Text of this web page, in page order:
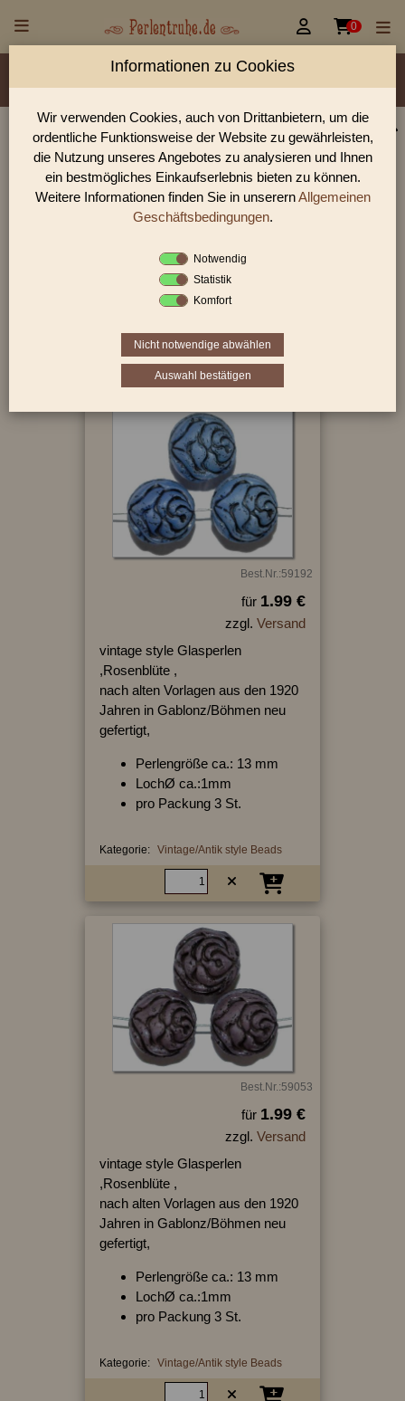
 0
Material/Glassorte Sorte/Form Farbe
Größen
Lochdurchmesser
Perlen Shop für Vintage/Antik style Beads Perlen
In unserem Perlen Shop finden sie zahlreich Vintage/Antik
style Beads Perlen und viele weiter Glasperlen.
Sie befinden sich in folgender Kategorie:
Vintage/Antik style Beads
Best.Nr.:59192
für 1.99 €
zzgl. Versand
vintage style Glasperlen
,Rosenblüte ,
nach alten Vorlagen aus den 1920
Jahren in Gablonz/Böhmen neu
gefertigt,
Perlengröße ca.: 13 mm
LochØ ca.:1mm
pro Packung 3 St.
Kategorie: Vintage/Antik style Beads
Best.Nr.:59053
für 1.99 €
zzgl. Versand
vintage style Glasperlen
,Rosenblüte ,
nach alten Vorlagen aus den 1920
Jahren in Gablonz/Böhmen neu
gefertigt,
Perlengröße ca.: 13 mm
LochØ ca.:1mm
pro Packung 3 St.
Kategorie: Vintage/Antik style Beads
Informationen zu Cookies
Wir verwenden Cookies, auch von Drittanbietern, um die
ordentliche Funktionsweise der Website zu gewährleisten,
die Nutzung unseres Angebotes zu analysieren und Ihnen
ein bestmögliches Einkaufserlebnis bieten zu können.
Weitere Informationen finden Sie in unserernAllgemeinen
Geschäftsbedingungen.
Notwendig
Statistik
Komfort
Nicht notwendige abwählen
Auswahl bestätigen